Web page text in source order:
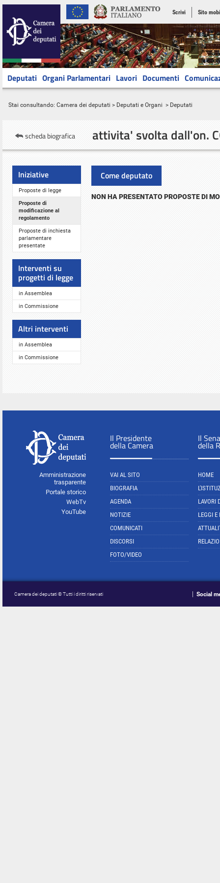
Scrivi Sito
Deputati Organi Parlamentari Lavori Documenti
Stai consultando: Camera dei deputati > Deputati e Organi > Deputati
attivita' svolta dall'on.
scheda biografica
Come deputato
Iniziative
Proposte di legge
Proposte di
modificazione al
regolamento
Proposte di inchiesta
parlamentare
presentate
Interventi su
progetti di legge
in Assemblea
in Commissione
Altri interventi
in Assemblea
in Commissione
NON HA PRESENTATO PROPOSTE DI
Amministrazione
trasparente
Portale storico
WebTv
YouTube
Il Presidente
della Camera
VAI AL SITO
BIOGRAFIA
AGENDA
NOTIZIE
COMUNICATI
DISCORSI
FOTO/VIDEO
Il
della
HOME
LAVORI
LEGGI E
Camera dei deputati © Tutti i diritti riservati Social